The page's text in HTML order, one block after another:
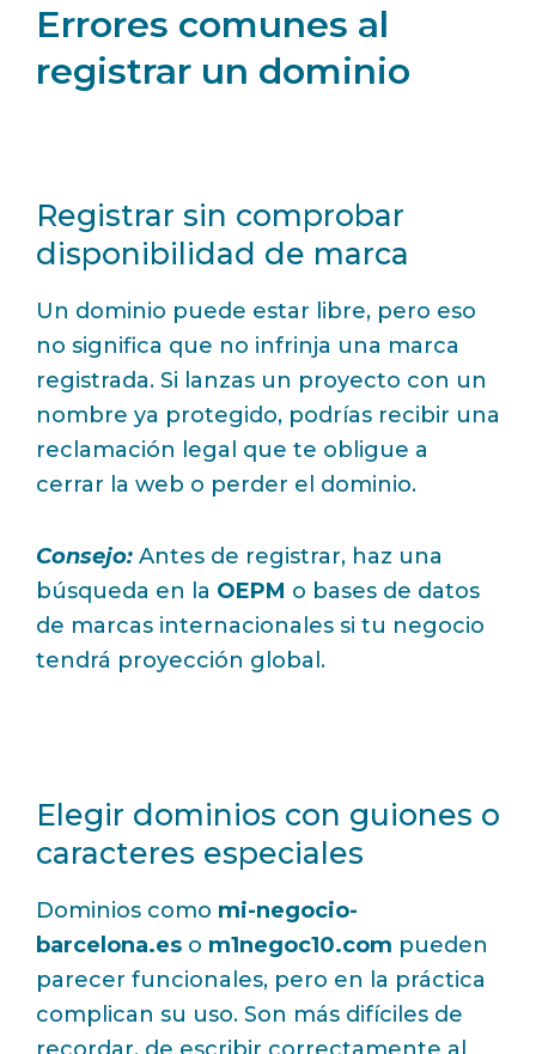
Errores comunes al
registrar un dominio
Registrar sin comprobar
disponibilidad de marca
Un dominio puede estar libre, pero eso
no significa que no infrinja una marca
registrada. Si lanzas un proyecto con un
nombre ya protegido, podrías recibir una
reclamación legal que te obligue a
cerrar la web o perder el dominio.
Consejo: Antes de registrar, haz una
búsqueda en la OEPM o bases de datos
de marcas internacionales si tu negocio
tendrá proyección global.
Elegir dominios con guiones o
caracteres especiales
Dominios como mi-negocio-
barcelona.es o m1negoc10.com pueden
parecer funcionales, pero en la práctica
complican su uso. Son más difíciles de